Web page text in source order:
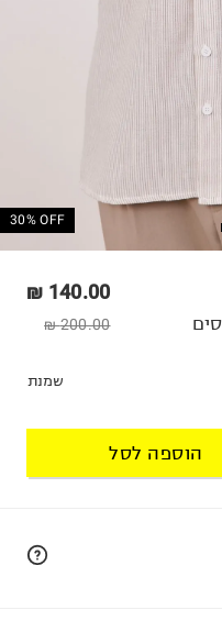
30% OFF
140.00 ₪
200.00 ₪
שמנת
הוספה לסל